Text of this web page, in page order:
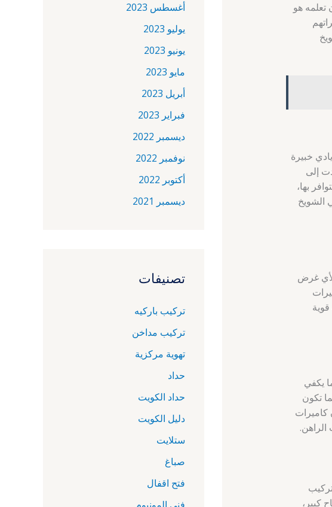
تعلمه هو
خبيرة
إلى
بها،
الشويخ
لأي غرض
/ اسعار كاميرات
يكفي
تكون
كبير،
أغسطس 2023
يوليو 2023
يونيو 2023
مايو 2023
أبريل 2023
فبراير 2023
ديسمبر 2022
نوفمبر 2022
أكتوبر 2022
ديسمبر 2021
تصنيفات
تركيب باركيه
تركيب مداخن
تهوية مركزية
حداد
حداد الكويت
دليل الكويت
ستلايت
صباغ
فتح اقفال